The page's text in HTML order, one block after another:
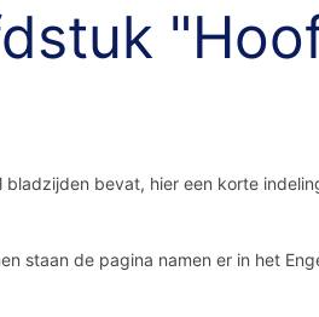
bladzijden bevat, hier een korte
staan de pagina namen er in het